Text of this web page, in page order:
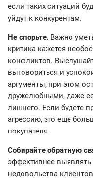
если таких ситуаций
уйдут к конкурентам.
Не спорьте. Важно
критика кажется
конфликтов.
выговориться и
аргументы, при этом
дружелюбными, даже
лишнего. Если будете
агрессию, это еще
покупателя.
Собирайте обратную
эффективнее
недовольства